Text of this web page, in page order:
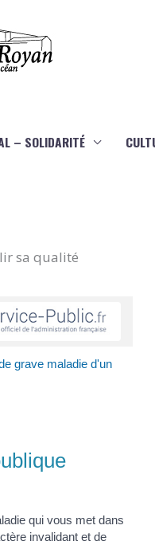
– SOLIDARITÉ
sa qualité
grave maladie d'un
qui vous met dans
invalidant et de